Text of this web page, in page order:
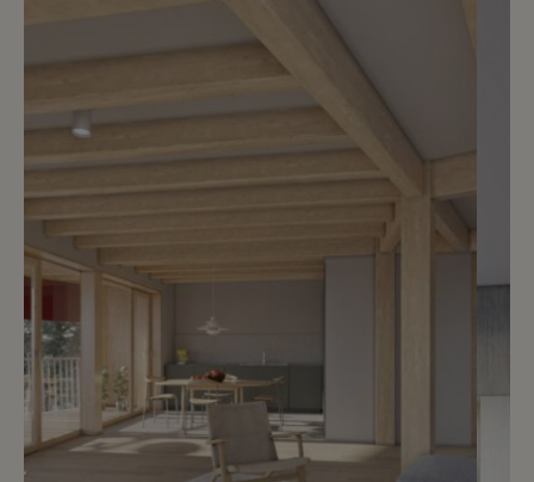
CHF 3’950.- / mois
Promotion Isaac-Machard 3-5-7
Versoix